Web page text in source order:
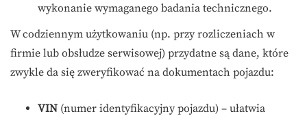
wykonanie wymaganego badania technicznego.
W codziennym użytkowaniu (np. przy rozliczeniach w
firmie lub obsłudze serwisowej) przydatne są dane, które
zwykle da się zweryfikować na dokumentach pojazdu:
VIN (numer identyfikacyjny pojazdu) – ułatwia